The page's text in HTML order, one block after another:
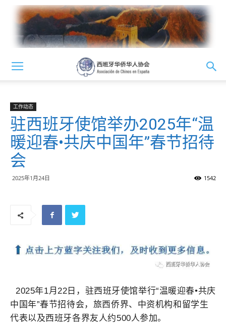
工作动态
驻西班牙使馆举办2025年“温
暖迎春•共庆中国年”春节招待
会
2025年1月24日 1542
2025年1月22日，驻西班牙使馆举行“温暖迎春•共庆
中国年”春节招待会，旅西侨界、中资机构和留学生
代表以及西班牙各界友人约500人参加。